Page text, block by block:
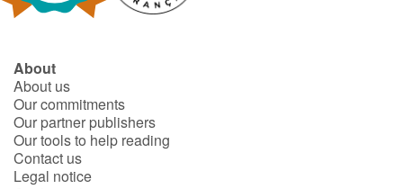
About
About us
Our commitments
Our partner publishers
Our tools to help reading
Contact us
Legal notice